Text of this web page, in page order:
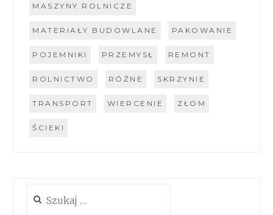
MASZYNY ROLNICZE
MATERIAŁY BUDOWLANE PAKOWANIE
POJEMNIKI PRZEMYSŁ REMONT
ROLNICTWO RÓŻNE SKRZYNIE
TRANSPORT WIERCENIE ZŁOM
ŚCIEKI